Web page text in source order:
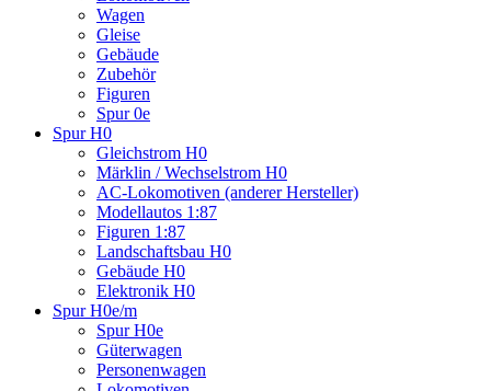
Wagen
Gleise
Gebäude
Zubehör
Figuren
Spur 0e
Spur H0
Gleichstrom H0
Märklin / Wechselstrom H0
AC-Lokomotiven (anderer Hersteller)
Modellautos 1:87
Figuren 1:87
Landschaftsbau H0
Gebäude H0
Elektronik H0
Spur H0e/m
Spur H0e
Güterwagen
Personenwagen